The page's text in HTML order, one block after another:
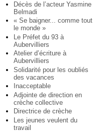
Décès de l’acteur Yasmine
Belmadi
« Se baigner... comme tout
le monde »
Le Préfet du 93 à
Aubervilliers
Atelier d’écriture à
Aubervilliers
Solidarité pour les oubliés
des vacances
Inacceptable
Adjointe de direction en
crèche collective
Directrice de crèche
Les jeunes veulent du
travail